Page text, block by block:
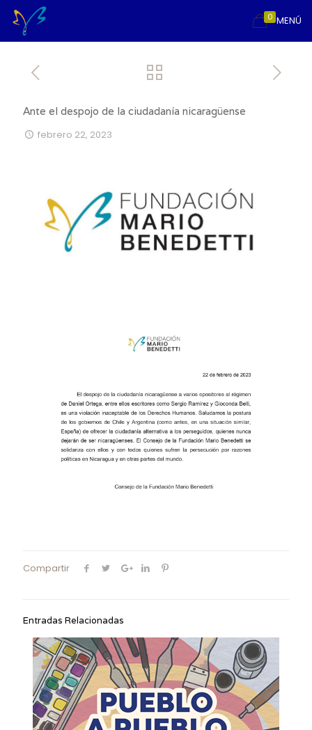
MENÚ
0
Ante el despojo de la ciudadanía nicaragüense
febrero 22, 2023
Compartir
Entradas Relacionadas